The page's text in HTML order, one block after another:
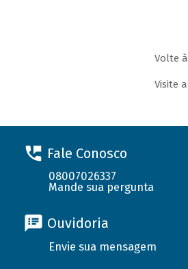
Volte à
Visite a
Fale Conosco
08007026337
Mande sua pergunta
Ouvidoria
Envie sua mensagem